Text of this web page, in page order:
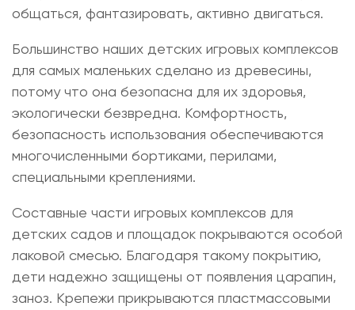
общаться, фантазировать, активно двигаться.
Большинство наших детских игровых комплексов
для самых маленьких сделано из древесины,
потому что она безопасна для их здоровья,
экологически безвредна. Комфортность,
безопасность использования обеспечиваются
многочисленными бортиками, перилами,
специальными креплениями.
Составные части игровых комплексов для
детских садов и площадок покрываются особой
лаковой смесью. Благодаря такому покрытию,
дети надежно защищены от появления царапин,
заноз. Крепежи прикрываются пластмассовыми